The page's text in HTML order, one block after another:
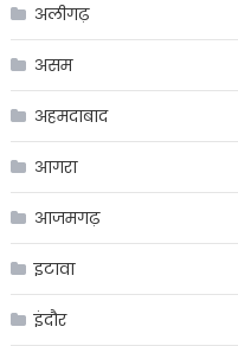
अलीगढ़
असम
अहमदाबाद
आगरा
आजमगढ़
इटावा
इंदौर